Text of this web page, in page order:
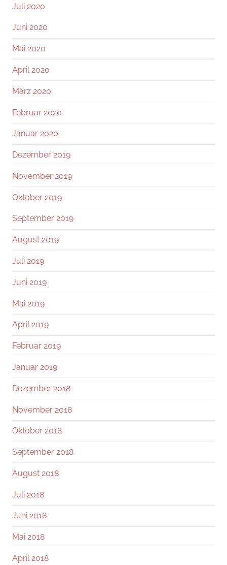
Juli 2020
Juni 2020
Mai 2020
April 2020
März 2020
Februar 2020
Januar 2020
Dezember 2019
November 2019
Oktober 2019
September 2019
August 2019
Juli 2019
Juni 2019
Mai 2019
April 2019
Februar 2019
Januar 2019
Dezember 2018
November 2018
Oktober 2018
September 2018
August 2018
Juli 2018
Juni 2018
Mai 2018
April 2018